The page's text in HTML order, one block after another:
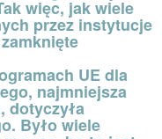
więc, jak wiele
przez instytucje
UE dla
najmniejsza
dotyczyła
Było wiele